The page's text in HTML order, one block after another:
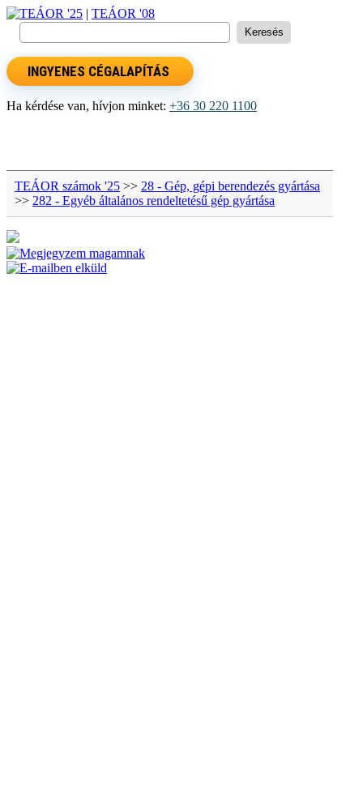
TEÁOR '25 | TEÁOR '08
INGYENES CÉGALAPÍTÁS
Ha kérdése van, hívjon minket: +36 30 220 1100
TEÁOR számok '25 >> 28 - Gép, gépi berendezés gyártása
>> 282 - Egyéb általános rendeltetésű gép gyártása